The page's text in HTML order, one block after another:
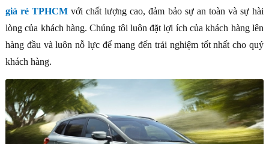
giá rẻ TPHCM với chất lượng cao, đảm bảo sự an toàn và sự hài
lòng của khách hàng. Chúng tôi luôn đặt lợi ích của khách hàng lên
hàng đầu và luôn nỗ lực để mang đến trải nghiệm tốt nhất cho quý
khách hàng.